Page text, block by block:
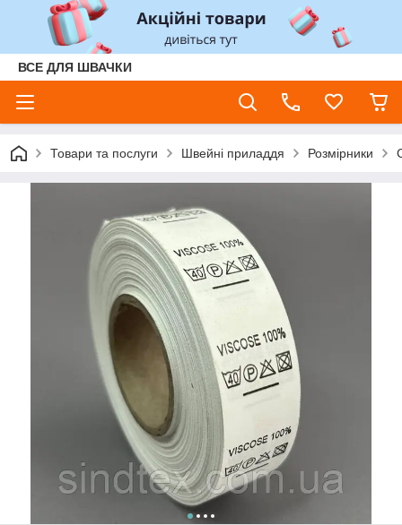
ВСЕ ДЛЯ ШВАЧКИ
Товари та послуги Швейні приладдя Розмірники